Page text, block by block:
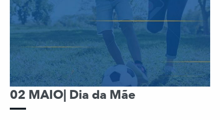
02 MAIO| Dia da Mãe